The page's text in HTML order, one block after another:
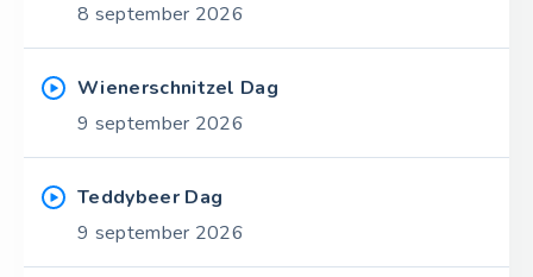
8 september 2026
Wienerschnitzel Dag
9 september 2026
Teddybeer Dag
9 september 2026